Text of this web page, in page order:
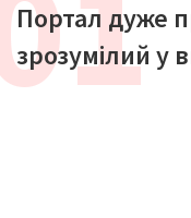
Портал дуже
зрозумілий у